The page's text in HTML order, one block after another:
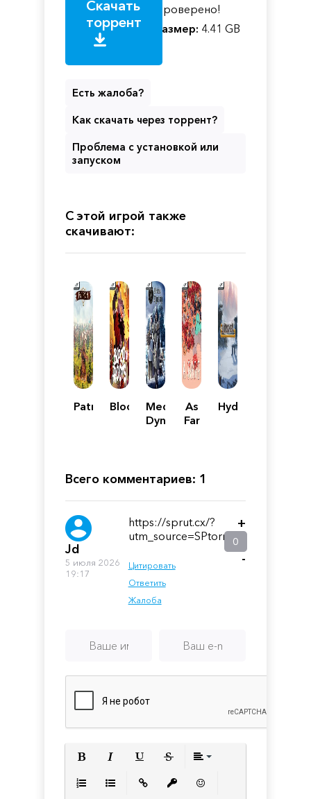
Скачать
торрент
Проверено!
Размер: 4.41 GB
Есть жалоба?
Как скачать через торрент?
Проблема с установкой или
запуском
С этой игрой также
скачивают:
Patron BloodrootsMedieval
Dynasty
As
Far
Hydroneer
Всего комментариев: 1
Jd
5 июля 2026
19:17
https://sprut.cx/?
utm_source=SPtorrent
Цитировать
Ответить
Жалоба
+
0
-